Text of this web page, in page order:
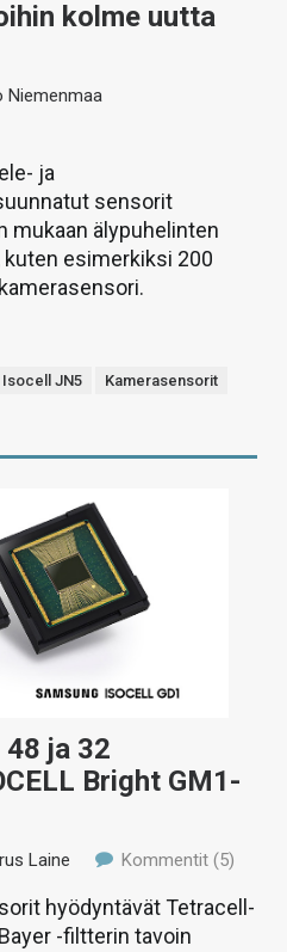
kolme uutta
Niemenmaa
ja
sensorit
mukaan älypuhelinten
esimerkiksi 200
Isocell JN5
Kamerasensorit
ja 32
Bright GM1-
Laine Kommentit (5)
hyödyntävät Tetracell-
-filtterin tavoin